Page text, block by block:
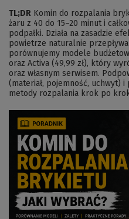
TL;DR Komin do rozpalania
żaru z 40 do 15–20 minut i
podpałki. Działa na zasadzie
powietrze naturalnie
porównujemy modele
oraz Activa (49,99 zł), który
oraz własnym serwisem.
(materiał, pojemność, uchwyt)
metody rozpalania krok po